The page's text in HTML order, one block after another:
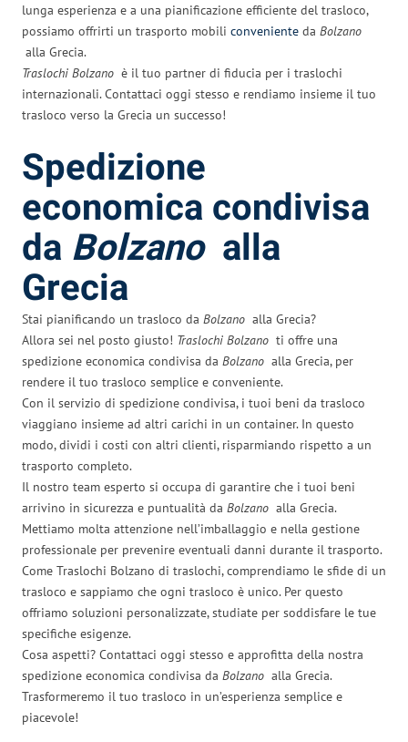
lunga esperienza e a una pianificazione efficiente del trasloco,
possiamo offrirti un trasporto mobili conveniente da Bolzano
alla Grecia.
Traslochi Bolzano è il tuo partner di fiducia per i traslochi
internazionali. Contattaci oggi stesso e rendiamo insieme il tuo
trasloco verso la Grecia un successo!
Spedizione
economica condivisa
da Bolzano alla
Grecia
Stai pianificando un trasloco da Bolzano alla Grecia?
Allora sei nel posto giusto! Traslochi Bolzano ti offre una
spedizione economica condivisa da Bolzano alla Grecia, per
rendere il tuo trasloco semplice e conveniente.
Con il servizio di spedizione condivisa, i tuoi beni da trasloco
viaggiano insieme ad altri carichi in un container. In questo
modo, dividi i costi con altri clienti, risparmiando rispetto a un
trasporto completo.
Il nostro team esperto si occupa di garantire che i tuoi beni
arrivino in sicurezza e puntualità da Bolzano alla Grecia.
Mettiamo molta attenzione nell’imballaggio e nella gestione
professionale per prevenire eventuali danni durante il trasporto.
Come Traslochi Bolzano di traslochi, comprendiamo le sfide di un
trasloco e sappiamo che ogni trasloco è unico. Per questo
offriamo soluzioni personalizzate, studiate per soddisfare le tue
specifiche esigenze.
Cosa aspetti? Contattaci oggi stesso e approfitta della nostra
spedizione economica condivisa da Bolzano alla Grecia.
Trasformeremo il tuo trasloco in un’esperienza semplice e
piacevole!